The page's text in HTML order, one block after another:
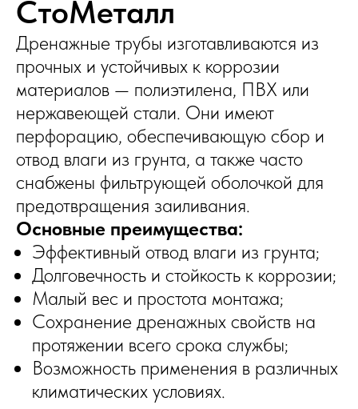
СтоМеталл
Дренажные трубы изготавливаются из
прочных и устойчивых к коррозии
материалов — полиэтилена, ПВХ или
нержавеющей стали. Они имеют
перфорацию, обеспечивающую сбор и
отвод влаги из грунта, а также часто
снабжены фильтрующей оболочкой для
предотвращения заиливания.
Основные преимущества:
Эффективный отвод влаги из грунта;
Долговечность и стойкость к коррозии;
Малый вес и простота монтажа;
Сохранение дренажных свойств на
протяжении всего срока службы;
Возможность применения в различных
климатических условиях.